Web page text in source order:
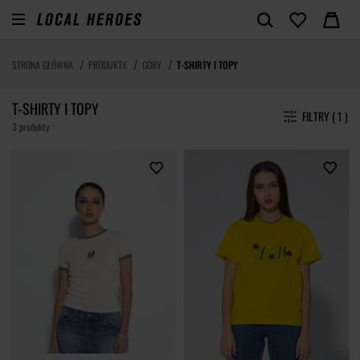
STRONA GŁÓWNA PRODUKTY GÓRY T-SHIRTY I TOPY
T-SHIRTY I TOPY
3 produkty
FILTRY ( 1 )